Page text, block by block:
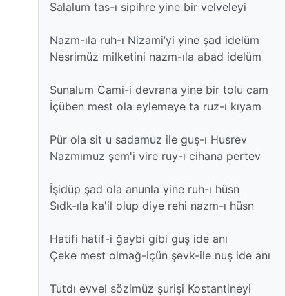
Salalum tas-ı sipihre yine bir velveleyi
Nazm-ıla ruh-ı Nizami’yi yine şad idelüm
Nesrimüz milketini nazm-ıla abad idelüm
Sunalum Cami-i devrana yine bir tolu cam
İçüben mest ola eylemeye ta ruz-ı kıyam
Pür ola sit u sadamuz ile guş-ı Husrev
Nazmımuz şem'i vire ruy-ı cihana pertev
İşidüp şad ola anunla yine ruh-ı hüsn
Sıdk-ıla ka'il olup diye rehi nazm-ı hüsn
Hatifi hatif-i ğaybi gibi guş ide anı
Çeke mest olmağ-içün şevk-ile nuş ide anı
Tutdı evvel sözimüz şurişi Kostantineyi